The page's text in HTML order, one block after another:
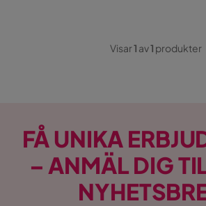
Visar1 av1 produkter
FÅ UNIKA
– ANMÄL DIG